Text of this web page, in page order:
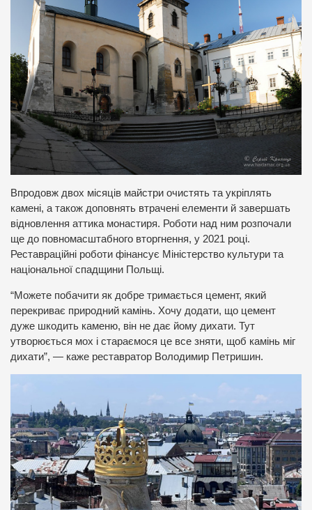
Впродовж двох місяців майстри очистять та укріплять
камені, а також доповнять втрачені елементи й завершать
відновлення аттика монастиря. Роботи над ним розпочали
ще до повномасштабного вторгнення, у 2021 році.
Реставраційні роботи фінансує Міністерство культури та
національної спадщини Польщі.
“Можете побачити як добре тримається цемент, який
перекриває природний камінь. Хочу додати, що цемент
дуже шкодить каменю, він не дає йому дихати. Тут
утворюється мох і стараємося це все зняти, щоб камінь міг
дихати”, — каже реставратор Володимир Петришин.